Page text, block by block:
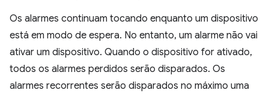
Os alarmes continuam tocando enquanto um dispositivo
está em modo de espera. No entanto, um alarme não vai
ativar um dispositivo. Quando o dispositivo for ativado,
todos os alarmes perdidos serão disparados. Os
alarmes recorrentes serão disparados no máximo uma